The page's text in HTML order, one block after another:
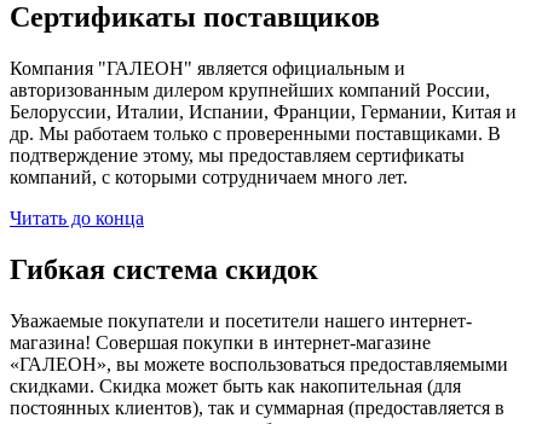
Сертификаты поставщиков
Компания "ГАЛЕОН" является официальным и
авторизованным дилером крупнейших компаний России,
Белоруссии, Италии, Испании, Франции, Германии, Китая и
др. Мы работаем только с проверенными поставщиками. В
подтверждение этому, мы предоставляем сертификаты
компаний, с которыми сотрудничаем много лет.
Читать до конца
Гибкая система скидок
Уважаемые покупатели и посетители нашего интернет-
магазина! Совершая покупки в интернет-магазине
«ГАЛЕОН», вы можете воспользоваться предоставляемыми
скидками. Скидка может быть как накопительная (для
постоянных клиентов), так и суммарная (предоставляется в